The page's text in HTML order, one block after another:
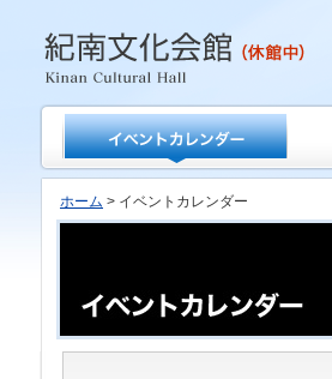
紀南文化会館
ホーム > イベントカレンダー